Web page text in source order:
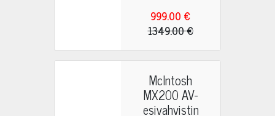
999.00 €
1349.00 €
McIntosh
MX200 AV-
esivahvistin